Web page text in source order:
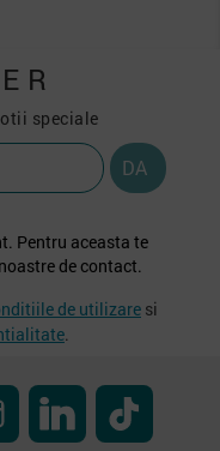
speciale
Pentru aceasta te
de contact.
de utilizare si
.
InstagramLinkedIn